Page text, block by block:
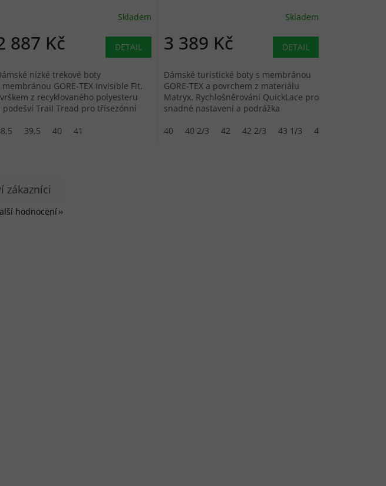
Skladem
887 Kč DETAIL
nízké trekové boty
membránou GORE-TEX Invisible Fit,
z recyklovaného polyesteru
podešví Trail Tread pro třísezónní
39,5 40 41
Skladem
3 389 Kč DETAIL
Dámské turistické boty s membránou
GORE-TEX a povrchem z materiálu
Matryx. Rychlošněrování QuickLace pro
snadné nastavení a podrážka
40
40 2/3 42 42 2/3 43 1/3 44
hodnocení